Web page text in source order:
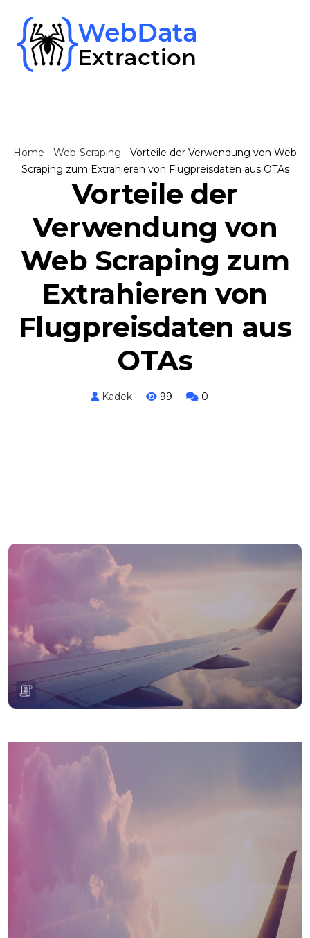
content
Home - Web-Scraping - Vorteile der Verwendung von Web
Scraping zum Extrahieren von Flugpreisdaten aus OTAs
Vorteile der
Verwendung von
Web Scraping zum
Extrahieren von
Flugpreisdaten aus
OTAs
Kadek 99 0